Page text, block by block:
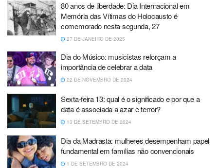
80 anos de liberdade: Dia Internacional em
Memória das Vítimas do Holocausto é
comemorado nesta segunda, 27
27 DE JANEIRO DE 2025
Dia do Músico: musicistas reforçam a
importância de celebrar a data
22 DE NOVEMBRO DE 2024
Sexta-feira 13: qual é o significado e por que a
data é associada a azar e terror?
13 DE SETEMBRO DE 2024
Dia da Madrasta: mulheres desempenham papel
fundamental em famílias não convencionais
1 DE SETEMBRO DE 2024